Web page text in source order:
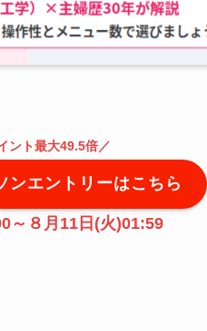
ント最大49.5倍 ／
ンエントリーはこちら
～８月11日(火)01:59